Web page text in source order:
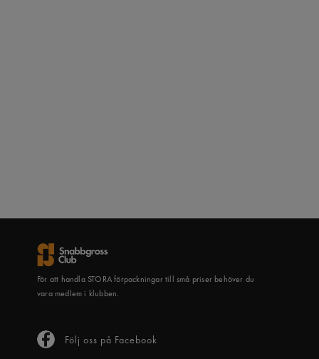
För att handla STORA förpackningar till små priser behöver du
vara medlem i klubben.
Följ oss på Facebook